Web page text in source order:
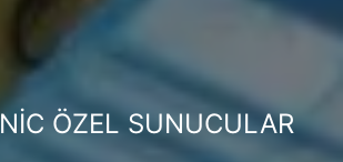
ÖZEL SUNUCULAR